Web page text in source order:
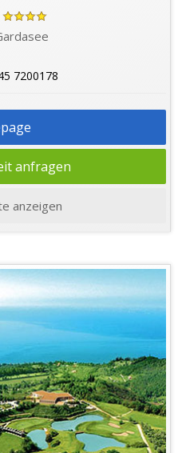
7200178
anfragen
anzeigen